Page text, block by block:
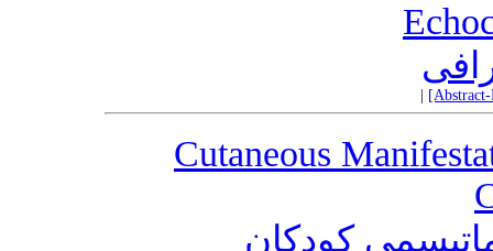
Cutaneous
کودکان